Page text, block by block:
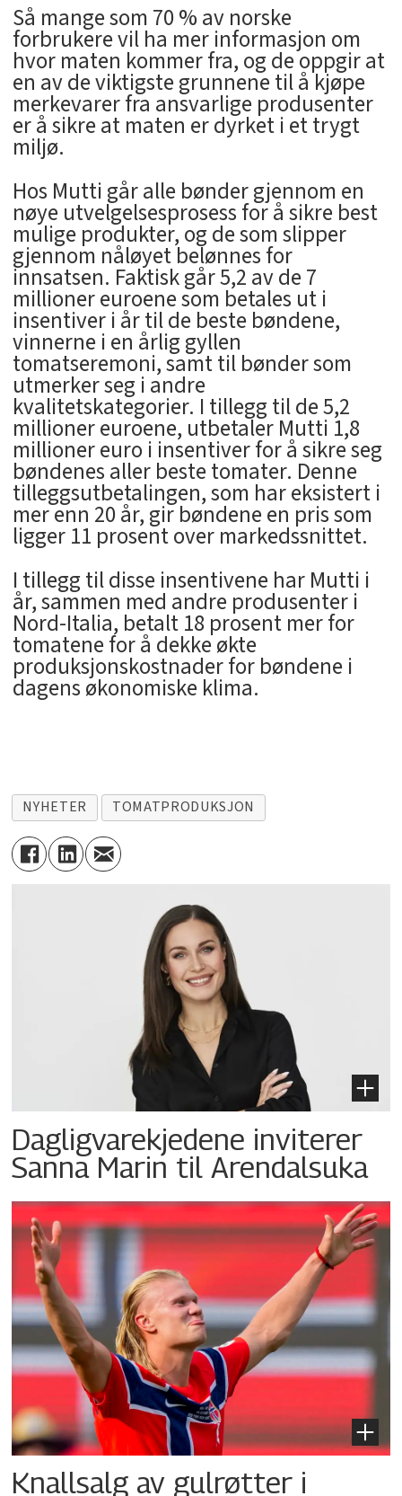
Så mange som 70 % av norske
forbrukere vil ha mer informasjon om
hvor maten kommer fra, og de oppgir at
en av de viktigste grunnene til å kjøpe
merkevarer fra ansvarlige produsenter
er å sikre at maten er dyrket i et trygt
miljø.
Hos Mutti går alle bønder gjennom en
nøye utvelgelsesprosess for å sikre best
mulige produkter, og de som slipper
gjennom nåløyet belønnes for
innsatsen. Faktisk går 5,2 av de 7
millioner euroene som betales ut i
insentiver i år til de beste bøndene,
vinnerne i en årlig gyllen
tomatseremoni, samt til bønder som
utmerker seg i andre
kvalitetskategorier. I tillegg til de 5,2
millioner euroene, utbetaler Mutti 1,8
millioner euro i insentiver for å sikre seg
bøndenes aller beste tomater. Denne
tilleggsutbetalingen, som har eksistert i
mer enn 20 år, gir bøndene en pris som
ligger 11 prosent over markedssnittet.
I tillegg til disse insentivene har Mutti i
år, sammen med andre produsenter i
Nord-Italia, betalt 18 prosent mer for
tomatene for å dekke økte
produksjonskostnader for bøndene i
dagens økonomiske klima.
NYHETER TOMATPRODUKSJON
Dagligvarekjedene inviterer
Sanna Marin til Arendalsuka
Knallsalg av gulrøtter i